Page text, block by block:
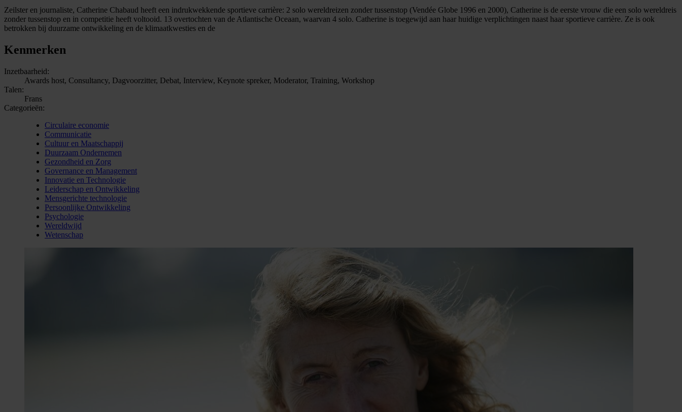
Zeilster en journaliste, Catherine Chabaud heeft een indrukwekkende sportieve carrière: 2 solo wereldreizen zonder tussenstop (Vendée Globe 1996 en 2000), Catherine is de eerste vrouw die een solo wereldreis
zonder tussenstop en in competitie heeft voltooid. 13 overtochten van de Atlantische Oceaan, waarvan 4 solo. Catherine is toegewijd aan haar huidige verplichtingen naast haar sportieve carrière. Ze is ook
betrokken bij duurzame ontwikkeling en de klimaatkwesties en de
Kenmerken
Inzetbaarheid:
Awards host, Consultancy, Dagvoorzitter, Debat, Interview, Keynote spreker, Moderator, Training, Workshop
Talen:
Frans
Categorieën:
Circulaire economie
Communicatie
Cultuur en Maatschappij
Duurzaam Ondernemen
Gezondheid en Zorg
Governance en Management
Innovatie en Technologie
Leiderschap en Ontwikkeling
Mensgerichte technologie
Persoonlijke Ontwikkeling
Psychologie
Wereldwijd
Wetenschap